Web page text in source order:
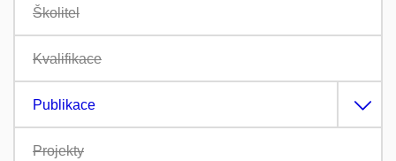
Školitel
Kvalifikace
Publikace
Projekty